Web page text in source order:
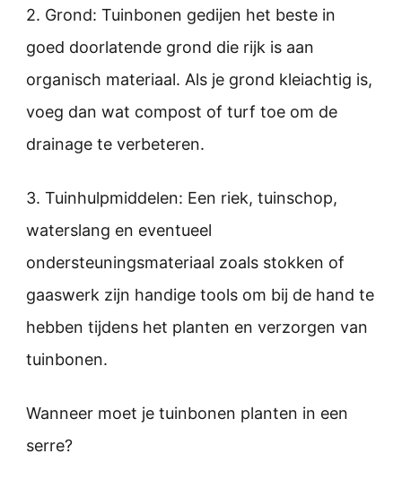
2. Grond: Tuinbonen gedijen het beste in
goed doorlatende grond die rijk is aan
organisch materiaal. Als je grond kleiachtig is,
voeg dan wat compost of turf toe om de
drainage te verbeteren.
3. Tuinhulpmiddelen: Een riek, tuinschop,
waterslang en eventueel
ondersteuningsmateriaal zoals stokken of
gaaswerk zijn handige tools om bij de hand te
hebben tijdens het planten en verzorgen van
tuinbonen.
Wanneer moet je tuinbonen planten in een
serre?